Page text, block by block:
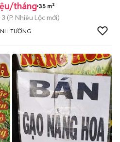
tháng 35 m²
(P. Nhiêu Lộc mới)
TƯỜNG